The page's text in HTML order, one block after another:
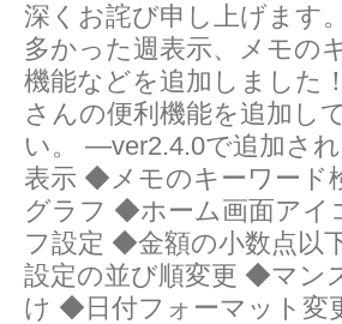
深くお詫び申し上げます
多かった週表示、メモの
機能などを追加しました
さんの便利機能を追加し
い。 ―ver2.4.0で追加さ
表示 ◆メモのキーワー
グラフ ◆ホーム画面アイ
フ設定 ◆金額の小数点以
設定の並び順変更 ◆マン
け ◆日付フォーマット変